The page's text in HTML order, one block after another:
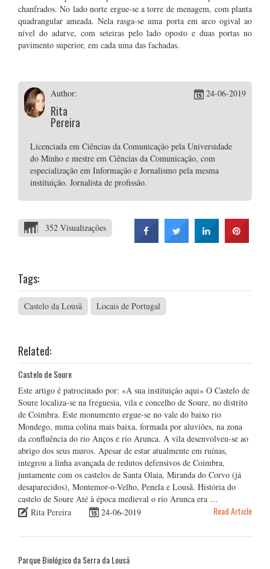
chanfrados. No lado norte ergue-se a torre de menagem, com planta
quadrangular ameada. Nela rasga-se uma porta em arco ogival ao
nível do adarve, com seteiras pelo lado oposto e duas portas no
pavimento superior, em cada uma das fachadas.
Author:
Rita
Pereira
24-06-2019
Licenciada em Ciências da Comunicação pela Universidade
do Minho e mestre em Ciências da Comunicação, com
especialização em Informação e Jornalismo pela mesma
instituição. Jornalista de profissão.
352 Visualizações
Tags:
Castelo da Lousã Locais de Portugal
Related:
Castelo de Soure
Este artigo é patrocinado por: «A sua instituição aqui» O Castelo de
Soure localiza-se na freguesia, vila e concelho de Soure, no distrito
de Coimbra. Este monumento ergue-se no vale do baixo rio
Mondego, numa colina mais baixa, formada por aluviões, na zona
da confluência do rio Anços e rio Arunca. A vila desenvolveu-se ao
abrigo dos seus muros. Apesar de estar atualmente em ruínas,
integrou a linha avançada de redutos defensivos de Coimbra,
juntamente com os castelos de Santa Olaia, Miranda do Corvo (já
desaparecidos), Montemor-o-Velho, Penela e Lousã. História do
castelo de Soure Até à época medieval o rio Arunca era …
Rita Pereira
24-06-2019 Read Article
Parque Biológico da Serra da Lousã